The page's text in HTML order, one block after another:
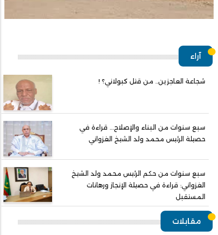
آراء
شجاعة العاجزين.. من قتل كبولاني؟ !
سبع سنوات من البناء والإصلاح... قراءة في
حصيلة الرئيس محمد ولد الشيخ الغزواني
سبع سنوات من حكم الرئيس محمد ولد الشيخ
الغزواني: قراءة في حصيلة الإنجاز ورهانات
المستقبل
مقابلات